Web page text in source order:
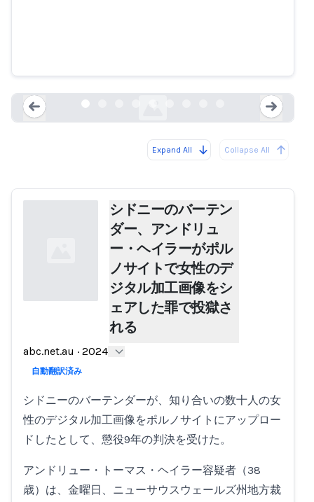
Expand All Collapse All
シドニーのバーテン
ダー、アンドリュ
ー・ヘイラーがポル
ノサイトで女性のデ
ジタル加工画像をシ
ェアした罪で投獄さ
れる
abc.net.au · 2024
自動翻訳済み
シドニーのバーテンダーが、知り合いの数十人の女
性のデジタル加工画像をポルノサイトにアップロー
ドしたとして、懲役9年の判決を受けた。
アンドリュー・トーマス・ヘイラー容疑者（38
歳）は、金曜日、ニューサウスウェールズ州地方裁